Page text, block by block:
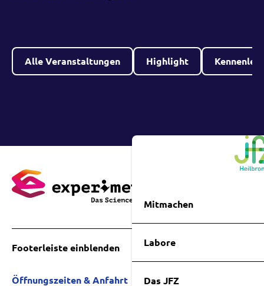
Mitmachen
Labore
Das JFZ
Alle Veranstaltungen Highlight
Footerleiste einblenden
Öffnungszeiten & Anfahrt